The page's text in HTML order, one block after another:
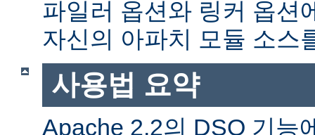
파일러 옵션와 링커 옵션
자신의 아파치 모듈 소스
사용법 요약
Apache 2.2의 DSO 기능